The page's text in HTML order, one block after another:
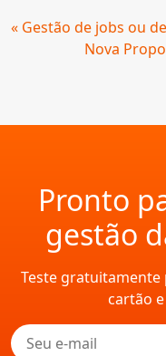
Continue
« Gestão de jobs ou
Nova
Pronto
gestão
Teste gratuitamente
cartão